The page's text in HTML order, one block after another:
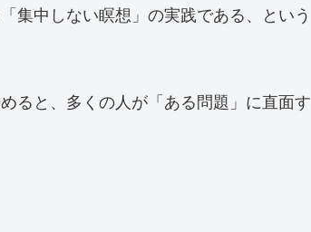
集中しない瞑想」の実践である、という
ると、多くの人が「ある問題」に直面す